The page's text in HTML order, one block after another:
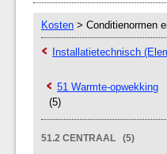
Kosten > Conditienormen
Installatietechnisch
51 Warmte-opwekking
(5)
51.2 CENTRAAL (5)